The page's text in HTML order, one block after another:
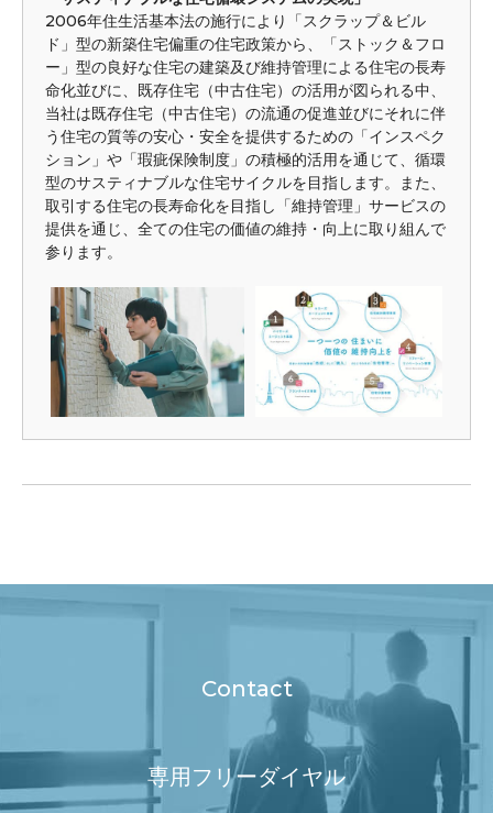
2006年住生活基本法の施行により「スクラップ＆ビル
ド」型の新築住宅偏重の住宅政策から、「ストック＆フロ
ー」型の良好な住宅の建築及び維持管理による住宅の長寿
命化並びに、既存住宅（中古住宅）の活用が図られる中、
当社は既存住宅（中古住宅）の流通の促進並びにそれに伴
う住宅の質等の安心・安全を提供するための「インスペク
ション」や「瑕疵保険制度」の積極的活用を通じて、循環
型のサスティナブルな住宅サイクルを目指します。また、
取引する住宅の長寿命化を目指し「維持管理」サービスの
提供を通じ、全ての住宅の価値の維持・向上に取り組んで
参ります。
Contact
専用フリーダイヤル